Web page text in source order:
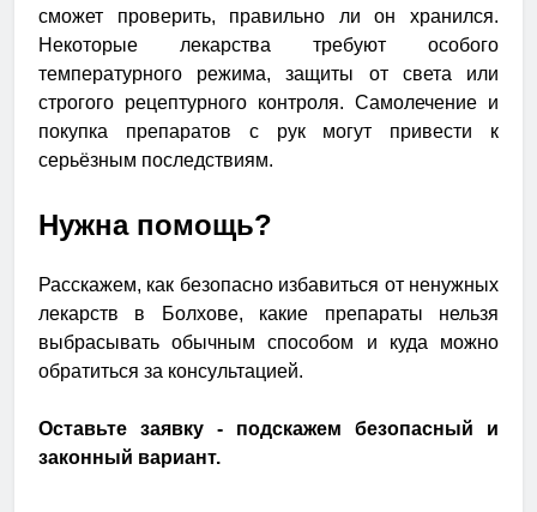
сможет проверить, правильно ли он хранился.
Некоторые лекарства требуют особого
температурного режима, защиты от света или
строгого рецептурного контроля. Самолечение и
покупка препаратов с рук могут привести к
серьёзным последствиям.
Нужна помощь?
Расскажем, как безопасно избавиться от ненужных
лекарств в Болхове, какие препараты нельзя
выбрасывать обычным способом и куда можно
обратиться за консультацией.
Оставьте заявку - подскажем безопасный и
законный вариант.